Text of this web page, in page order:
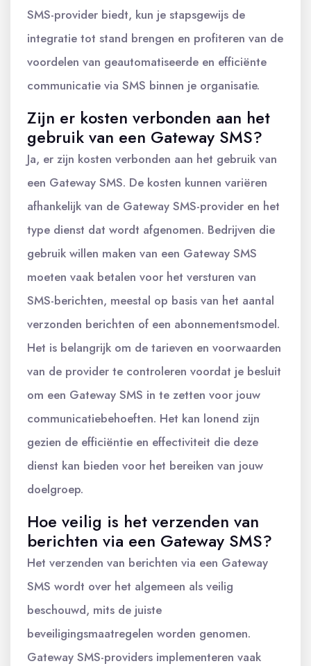
SMS-provider biedt, kun je stapsgewijs de
integratie tot stand brengen en profiteren van de
voordelen van geautomatiseerde en efficiënte
communicatie via SMS binnen je organisatie.
Zijn er kosten verbonden aan het
gebruik van een Gateway SMS?
Ja, er zijn kosten verbonden aan het gebruik van
een Gateway SMS. De kosten kunnen variëren
afhankelijk van de Gateway SMS-provider en het
type dienst dat wordt afgenomen. Bedrijven die
gebruik willen maken van een Gateway SMS
moeten vaak betalen voor het versturen van
SMS-berichten, meestal op basis van het aantal
verzonden berichten of een abonnementsmodel.
Het is belangrijk om de tarieven en voorwaarden
van de provider te controleren voordat je besluit
om een Gateway SMS in te zetten voor jouw
communicatiebehoeften. Het kan lonend zijn
gezien de efficiëntie en effectiviteit die deze
dienst kan bieden voor het bereiken van jouw
doelgroep.
Hoe veilig is het verzenden van
berichten via een Gateway SMS?
Het verzenden van berichten via een Gateway
SMS wordt over het algemeen als veilig
beschouwd, mits de juiste
beveiligingsmaatregelen worden genomen.
Gateway SMS-providers implementeren vaak